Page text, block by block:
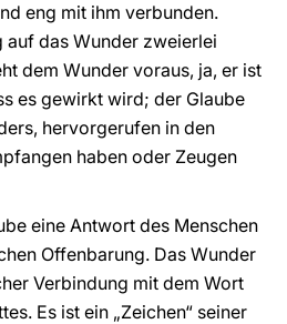
eng mit ihm verbunden.
auf das Wunder zweierlei
dem Wunder voraus, ja, er ist
es gewirkt wird; der Glaube
hervorgerufen in den
haben oder Zeugen
eine Antwort des Menschen
Offenbarung. Das Wunder
Verbindung mit dem Wort
Es ist ein „Zeichen“ seiner